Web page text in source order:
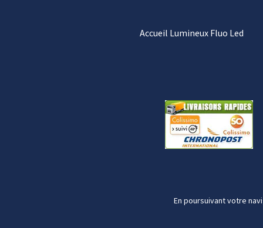
Accueil Lumineux Fluo Led
En poursuivant votre